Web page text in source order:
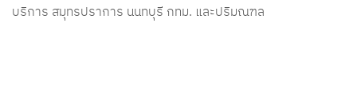
บริการ สมุทรปราการ นนทบุรี กทม. และปริมณฑล